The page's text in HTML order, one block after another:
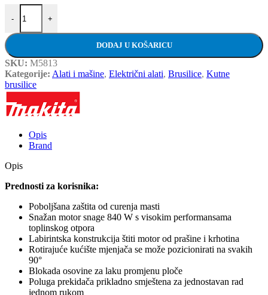
-
MAKITA kutna brusilica 9558HNG količina
+
DODAJ U KOŠARICU
SKU: M5813
Kategorije: Alati i mašine, Električni alati, Brusilice, Kutne
brusilice
Opis
Brand
Opis
Prednosti za korisnika:
Poboljšana zaštita od curenja masti
Snažan motor snage 840 W s visokim performansama
toplinskog otpora
Labirintska konstrukcija štiti motor od prašine i krhotina
Rotirajuće kućište mjenjača se može pozicionirati na svakih
90°
Blokada osovine za laku promjenu ploče
Poluga prekidača prikladno smještena za jednostavan rad
jednom rukom